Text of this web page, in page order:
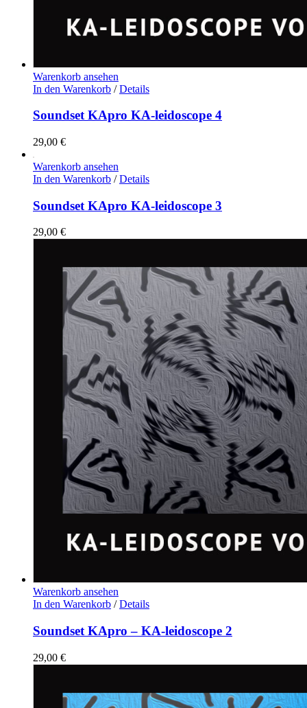
Warenkorb ansehen
In den Warenkorb / Details
Soundset KApro KA-leidoscope 4
29,00 €
Warenkorb ansehen
In den Warenkorb / Details
Soundset KApro KA-leidoscope 3
29,00 €
Warenkorb ansehen
In den Warenkorb / Details
Soundset KApro – KA-leidoscope 2
29,00 €